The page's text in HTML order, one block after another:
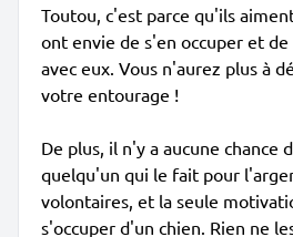
Toutou, c'est parce qu'ils
ont envie de s'en occuper et
avec eux. Vous n'aurez plus à
votre entourage !
De plus, il n'y a aucune chance
quelqu'un qui le fait pour
volontaires, et la seule
s'occuper d'un chien. Rien ne